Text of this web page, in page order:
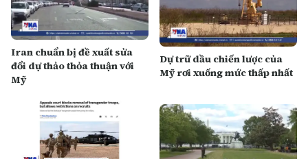
Iran chuẩn bị đề xuất sửa
đổi dự thảo thỏa thuận với
Mỹ
Dự trữ dầu chiến lược của
Mỹ rơi xuống mức thấp nhất